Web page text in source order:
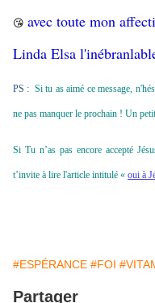
😘 avec toute mon
Linda Elsa
PS : Si tu as aimé ce message,
ne pas manquer le prochain ! Un
Si Tu n’as pas encore accepté
t’invite à lire l'article intitulé « oui à
#ESPÉRANCE #FOI
Partager